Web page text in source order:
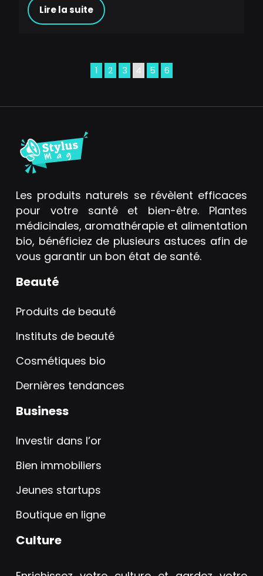
Lire la suite
1 2 3 4 5 6
Les produits naturels se révèlent efficaces
pour votre santé et bien-être. Plantes
médicinales, aromathérapie et alimentation
bio, bénéficiez de plusieurs astuces afin de
vous garantir un bon état de santé.
Beauté
Produits de beauté
Instituts de beauté
Cosmétiques bio
Dernières tendances
Business
Investir dans l’or
Bien immobiliers
Jeunes startups
Boutique en ligne
Culture